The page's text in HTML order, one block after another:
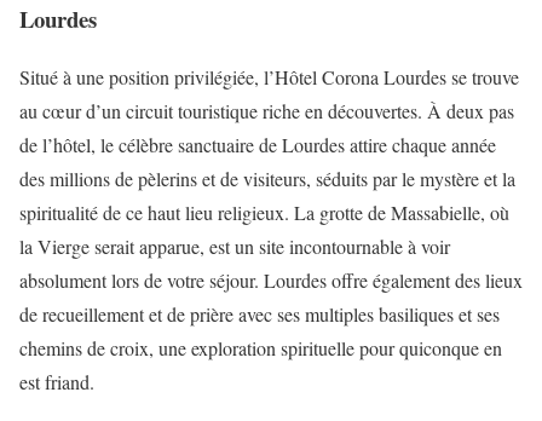
Lourdes
Situé à une position privilégiée, l’Hôtel Corona Lourdes se trouve
au cœur d’un circuit touristique riche en découvertes. À deux pas
de l’hôtel, le célèbre sanctuaire de Lourdes attire chaque année
des millions de pèlerins et de visiteurs, séduits par le mystère et la
spiritualité de ce haut lieu religieux. La grotte de Massabielle, où
la Vierge serait apparue, est un site incontournable à voir
absolument lors de votre séjour. Lourdes offre également des lieux
de recueillement et de prière avec ses multiples basiliques et ses
chemins de croix, une exploration spirituelle pour quiconque en
est friand.